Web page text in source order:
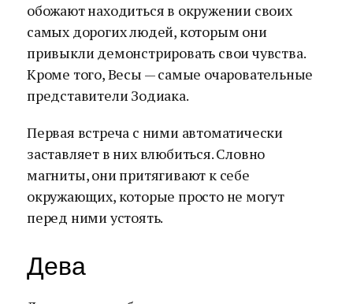
обожают находиться в окружении своих
самых дорогих людей, которым они
привыкли демонстрировать свои чувства.
Кроме того, Весы — самые очаровательные
представители Зодиака.
Первая встреча с ними автоматически
заставляет в них влюбиться. Словно
магниты, они притягивают к себе
окружающих, которые просто не могут
перед ними устоять.
Дева